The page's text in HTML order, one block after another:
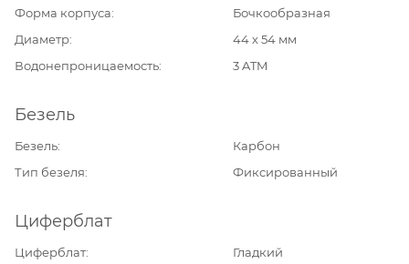
Форма корпуса
Бочкообразная
Диаметр
44 х 54 мм
Водонепроницаемость
3 ATM
Безель
Безель
Карбон
Тип безеля
Фиксированный
Циферблат
Циферблат
Гладкий